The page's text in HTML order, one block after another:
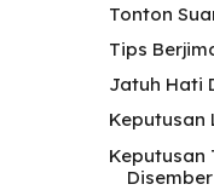
Tonton
Tips
Jatuh Hati
Keputusan
Keputusan